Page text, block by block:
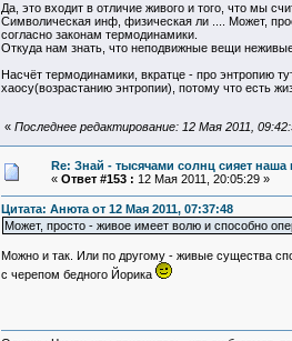
Да, это входит в отличие живого и того, что мы
Символическая инф, физическая ли .... Может,
согласно законам термодинамики.
Откуда нам знать, что неподвижные вещи
Насчёт термодинамики, вкратце - про энтропию
хаосу(возрастанию энтропии), потому что есть
« Последнее редактирование: 12 Мая 2011,
Re: Знай - тысячами солнц сияет наша
« Ответ #153 : 12 Мая 2011, 20:05:29 »
Цитата: Анюта от 12 Мая 2011, 07:37:48
Может, просто - живое имеет волю и способно
Можно и так. Или по другому - живые существа
с черепом бедного Йорика